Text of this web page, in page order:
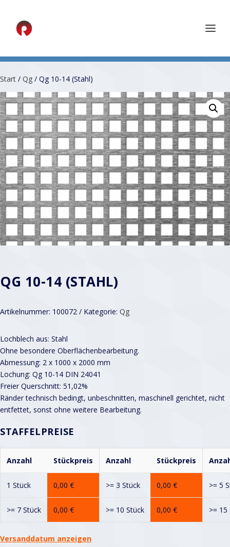
Start / Qg / Qg 10-14 (Stahl)
QG 10-14 (STAHL)
Artikelnummer: 100072 Kategorie: Qg
Lochblech aus: Stahl
Ohne besondere Oberflächenbearbeitung.
Abmessung: 2 x 1000 x 2000 mm
Lochung: Qg 10-14 DIN 24041
Freier Querschnitt: 51,02%
Ränder technisch bedingt, unbeschnitten, maschinell gerichtet, nicht
entfettet, sonst ohne weitere Bearbeitung.
STAFFELPREISE
Anzahl Stückpreis Anzahl Stückpreis
1 Stück 0,00 € >= 3 Stück 0,00 € >= 5
>= 7 Stück 0,00 € >= 10 Stück 0,00 € >= 15
Versanddatum anzeigen